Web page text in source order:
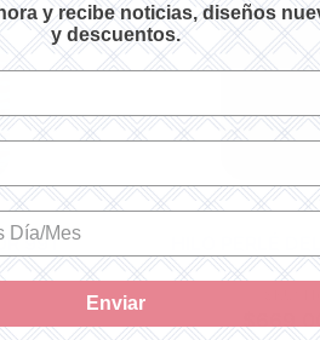
991 HILO PERLÉ
SKU:
y recibe noticias, diseños
y descuentos.
Enviar